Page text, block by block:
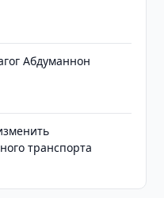
Абдуманнон
транспорта